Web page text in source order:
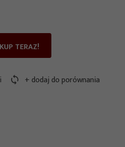
KUP TERAZ!
+ dodaj do porównania